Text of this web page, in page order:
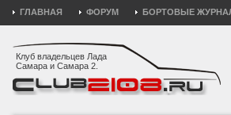
ГЛАВНАЯ ФОРУМ БОРТОВЫЕ
Клуб владельцев Лада
Самара и Самара 2.